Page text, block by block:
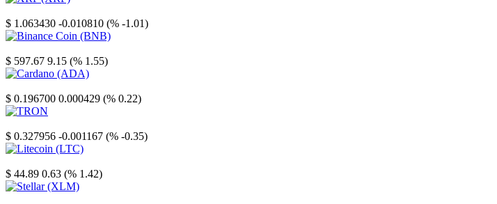
$ 1.063430 -0.010810 (% -1.01)
$ 597.67 9.15 (% 1.55)
$ 0.196700 0.000429 (% 0.22)
$ 0.327956 -0.001167 (% -0.35)
$ 44.89 0.63 (% 1.42)